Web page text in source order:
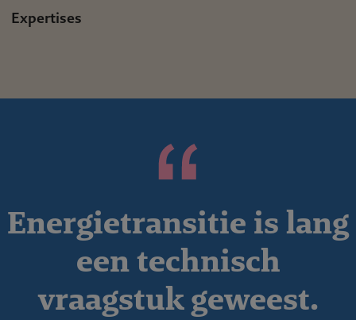
Expertises
Energietransitie is lang
een technisch
vraagstuk geweest.